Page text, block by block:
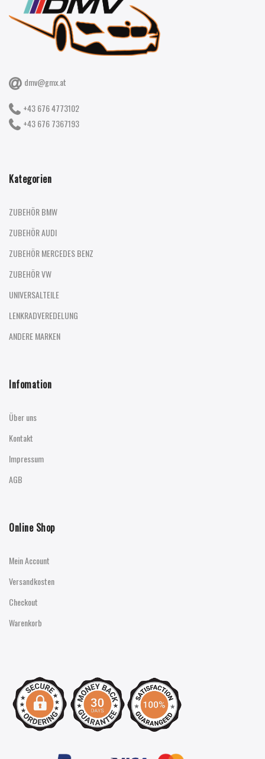
dmv@gmx.at
+43 676 4773102
+43 676 7367193
Kategorien
ZUBEHÖR BMW
ZUBEHÖR AUDI
ZUBEHÖR MERCEDES BENZ
ZUBEHÖR VW
UNIVERSALTEILE
LENKRADVEREDELUNG
ANDERE MARKEN
Infomation
Über uns
Kontakt
Impressum
AGB
Online Shop
Mein Account
Versandkosten
Checkout
Warenkorb